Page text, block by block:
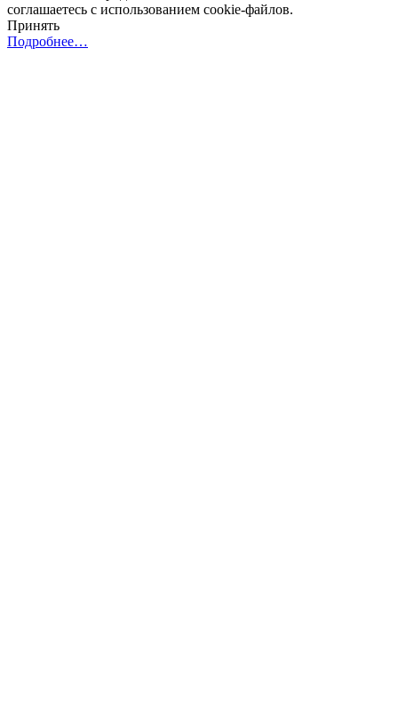
соглашаетесь с использованием cookie-файлов.
Принять
Подробнее…